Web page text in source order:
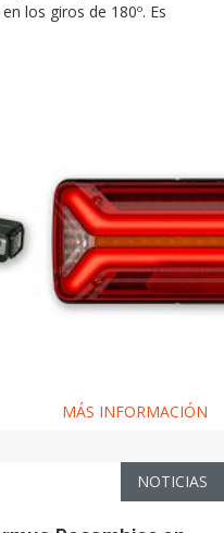
los giros de 180º. Es
MÁS INFORMACIÓN
NOTICIAS